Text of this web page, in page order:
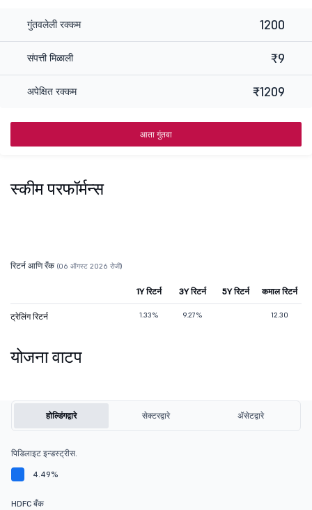
गुंतवलेली रक्कम 1200
संपत्ती मिळाली ₹9
अपेक्षित रक्कम ₹1209
आता गुंतवा
स्कीम परफॉर्मन्स
रिटर्न आणि रँक (06 ऑगस्ट 2026 रोजी)
1Y रिटर्न 3Y रिटर्न 5Y रिटर्न कमाल रिटर्न
ट्रेलिंग रिटर्न 1.33% 9.27% 12.30
योजना वाटप
होल्डिंगद्वारे सेक्टरद्वारे ॲसेटद्वारे
पिडिलाइट इन्डस्ट्रीस.
4.49%
HDFC बँक